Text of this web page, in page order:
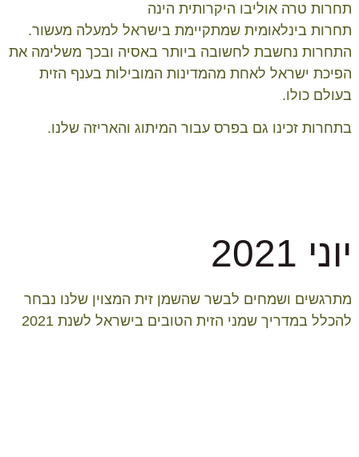
תחרות טרה אוליבו היקרותית הינה
תחרות בינלאומית שמתקיימת בישראל למעלה מעשור.
התחרות נחשבת לחשובה ביותר באסיה ובכך משלימה את
הפיכת ישראל לאחת מהמדינות המובילות בענף הזית
בעולם כולו.
בתחרות זכינו גם בפרס עבור המיתוג והאריזה שלנו.
יוני 2021
מתרגשים ושמחים לבשר שהשמן זית המצוין שלנו נבחר
להכלל במדריך שמני הזית הטובים בישראל לשנת 2021